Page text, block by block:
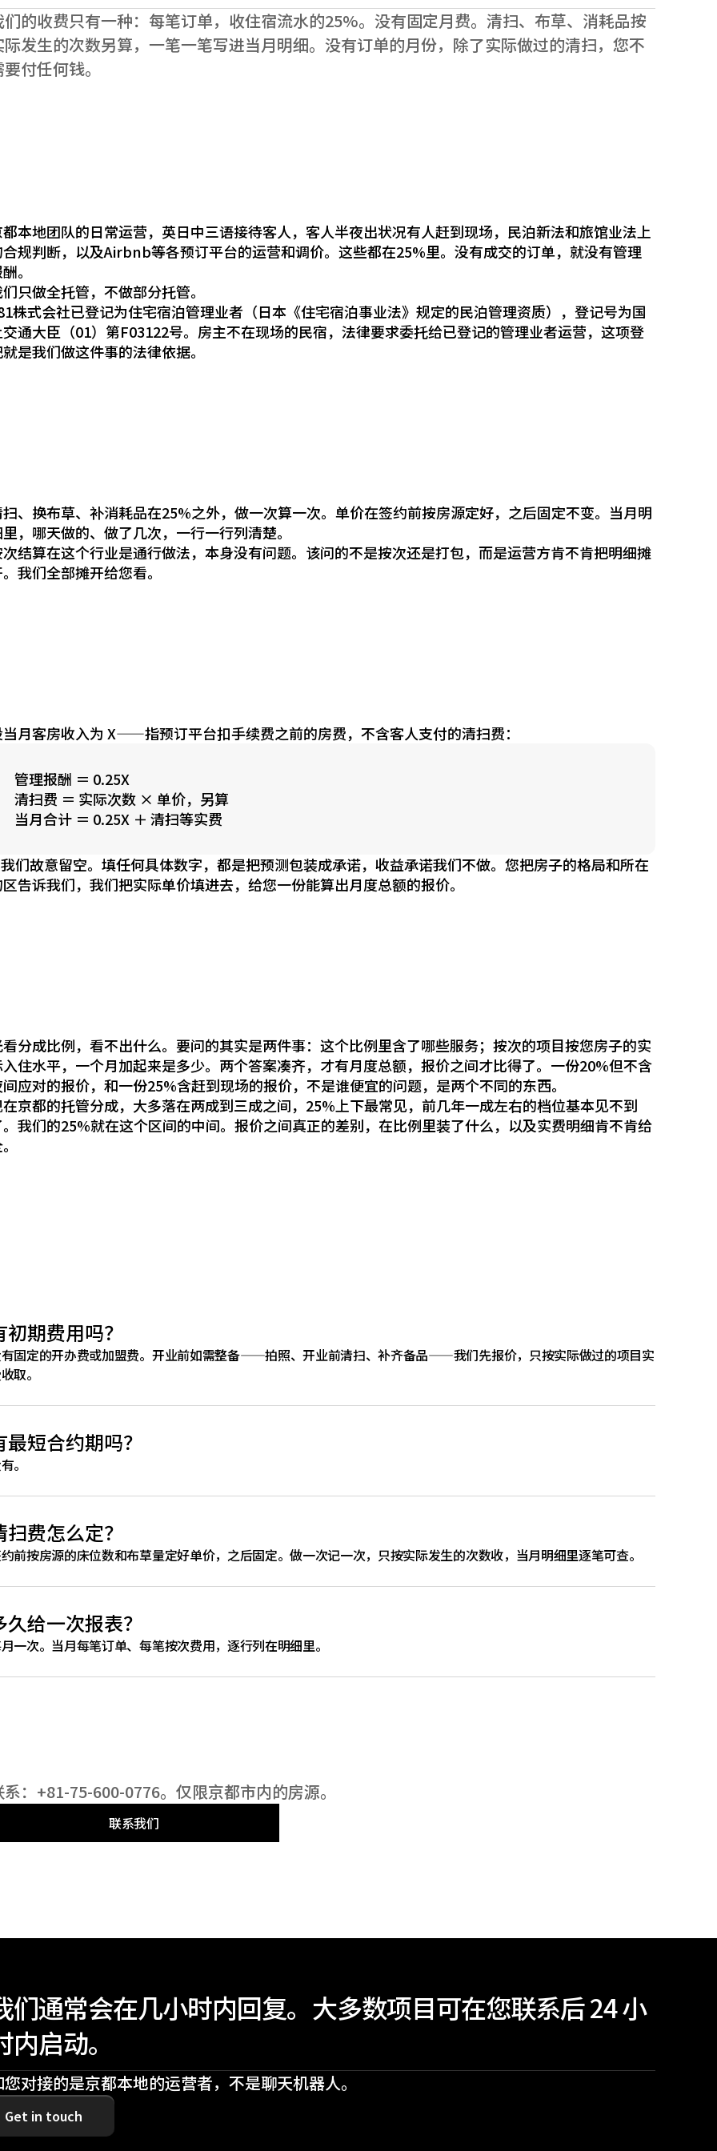
们的收费只有一种：每笔订单，收住宿流水的25%。没有固定月费。清扫、布草、消耗品按
际发生的次数另算，一笔一笔写进当月明细。没有订单的月份，除了实际做过的清扫，您不
付任何钱。
本地团队的日常运营，英日中三语接待客人，客人半夜出状况有人赶到现场，民泊新法和旅馆业法上
规判断，以及Airbnb等各预订平台的运营和调价。这些都在25%里。没有成交的订单，就没有管理
。
只做全托管，不做部分托管。
株式会社已登记为住宅宿泊管理业者（日本《住宅宿泊事业法》规定的民泊管理资质），登记号为国
通大臣（01）第F03122号。房主不在现场的民宿，法律要求委托给已登记的管理业者运营，这项登
是我们做这件事的法律依据。
、换布草、补消耗品在25%之外，做一次算一次。单价在签约前按房源定好，之后固定不变。当月明
，哪天做的、做了几次，一行一行列清楚。
结算在这个行业是通行做法，本身没有问题。该问的不是按次还是打包，而是运营方肯不肯把明细摊
我们全部摊开给您看。
月客房收入为 X——指预订平台扣手续费之前的房费，不含客人支付的清扫费：
管理报酬 ＝ 0.25X
清扫费 ＝ 实际次数 × 单价，另算
当月合计 ＝ 0.25X ＋ 清扫等实费
们故意留空。填任何具体数字，都是把预测包装成承诺，收益承诺我们不做。您把房子的格局和所在
告诉我们，我们把实际单价填进去，给您一份能算出月度总额的报价。
分成比例，看不出什么。要问的其实是两件事：这个比例里含了哪些服务；按次的项目按您房子的实
住水平，一个月加起来是多少。两个答案凑齐，才有月度总额，报价之间才比得了。一份20%但不含
应对的报价，和一份25%含赶到现场的报价，不是谁便宜的问题，是两个不同的东西。
京都的托管分成，大多落在两成到三成之间，25%上下最常见，前几年一成左右的档位基本见不到
我们的25%就在这个区间的中间。报价之间真正的差别，在比例里装了什么，以及实费明细肯不肯给
初期费用吗？
固定的开办费或加盟费。开业前如需整备——拍照、开业前清扫、补齐备品——我们先报价，只按实际做过的项目实
取。
最短合约期吗？
。
扫费怎么定？
前按房源的床位数和布草量定好单价，之后固定。做一次记一次，只按实际发生的次数收，当月明细里逐笔可查。
久给一次报表？
一次。当月每笔订单、每笔按次费用，逐行列在明细里。
系：+81-75-600-0776。仅限京都市内的房源。
联系我们
联系我们
们通常会在几小时内回复。大多数项目可在您联系后 24 小
内启动。
您对接的是京都本地的运营者，不是聊天机器人。
Get in touch